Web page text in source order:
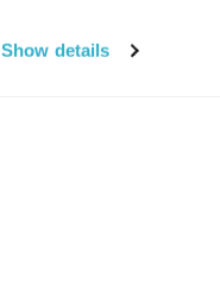
Show details